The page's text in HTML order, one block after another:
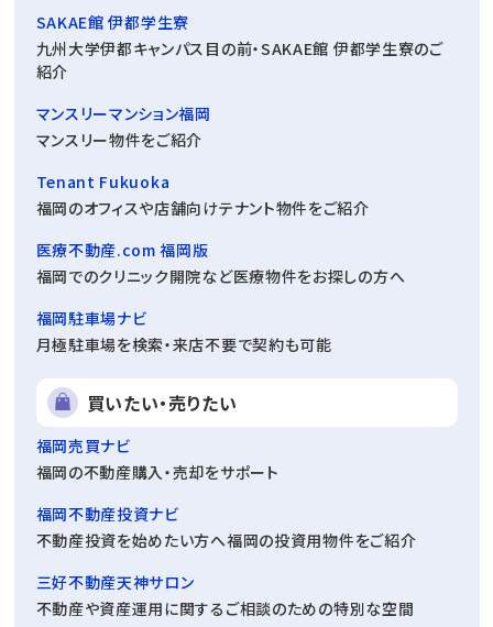
SAKAE館 伊都学生寮
九州大学伊都キャンパス目の前・SAKAE館 伊都学生寮のご
紹介
マンスリーマンション福岡
マンスリー物件をご紹介
Tenant Fukuoka
福岡のオフィスや店舗向けテナント物件をご紹介
医療不動産.com 福岡版
福岡でのクリニック開院など医療物件をお探しの方へ
福岡駐車場ナビ
月極駐車場を検索・来店不要で契約も可能
買いたい・売りたい
福岡売買ナビ
福岡の不動産購入・売却をサポート
福岡不動産投資ナビ
不動産投資を始めたい方へ福岡の投資用物件をご紹介
三好不動産天神サロン
不動産や資産運用に関するご相談のための特別な空間